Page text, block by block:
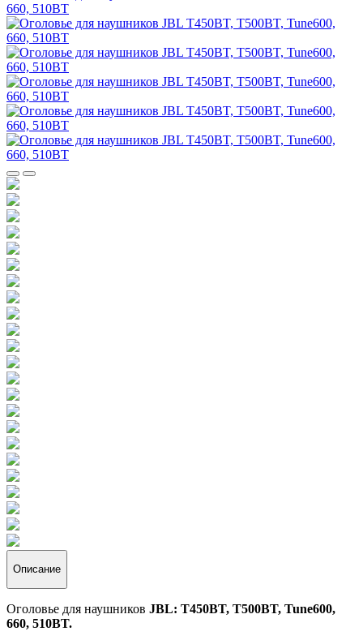
Описание
Оголовье для наушников JBL: T450BT, T500BT, Tune600,
660, 510BT.